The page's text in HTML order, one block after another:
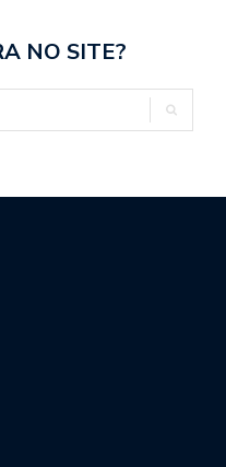
NO SITE?